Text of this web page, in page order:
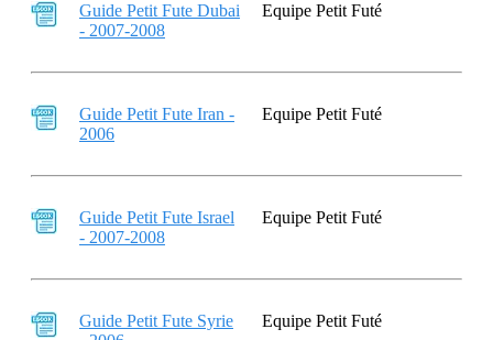
Guide Petit Fute Dubai
- 2007-2008
Equipe Petit Futé
Guide Petit Fute Iran -
2006
Equipe Petit Futé
Guide Petit Fute Israel
- 2007-2008
Equipe Petit Futé
Guide Petit Fute Syrie
Equipe Petit Futé